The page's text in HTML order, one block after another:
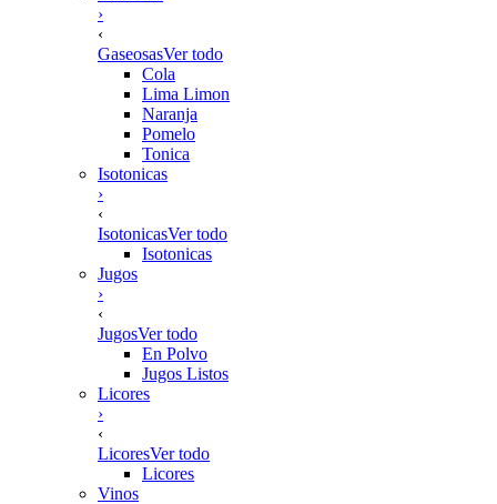
›
‹
GaseosasVer todo
Cola
Lima Limon
Naranja
Pomelo
Tonica
Isotonicas
›
‹
IsotonicasVer todo
Isotonicas
Jugos
›
‹
JugosVer todo
En Polvo
Jugos Listos
Licores
›
‹
LicoresVer todo
Licores
Vinos